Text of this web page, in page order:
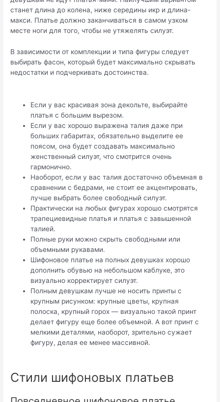
станет длина до колена, ниже середины икр и длина-
макси. Платье должно заканчиваться в самом узком
месте ноги для того, чтобы не утяжелять силуэт.
В зависимости от комплекции и типа фигуры следует
выбирать фасон, который будет максимально скрывать
недостатки и подчеркивать достоинства.
Если у вас красивая зона декольте, выбирайте
платья с большим вырезом.
Если у вас хорошо выражена талия даже при
больших габаритах, обязательно выделите ее
поясом, она будет создавать максимально
женственный силуэт, что смотрится очень
гармонично.
Наоборот, если у вас талия достаточно объемная в
сравнении с бедрами, не стоит ее акцентировать,
лучше выбрать более свободный силуэт.
Практически на любых фигурах хорошо смотрятся
трапециевидные платья и платья с завышенной
талией.
Полные руки можно скрыть свободными или
объемными рукавами.
Шифоновое платье на полных девушках хорошо
дополнить обувью на небольшом каблуке, это
визуально корректирует силуэт.
Полным девушкам лучше не носить принты с
крупным рисунком: крупные цветы, крупная
полоска, крупный горох — визуально такой принт
делает фигуру еще более объемной. А вот принт с
мелкими деталями, наоборот, зрительно сужает
фигуру, делая ее менее массивной.
Стили шифоновых платьев